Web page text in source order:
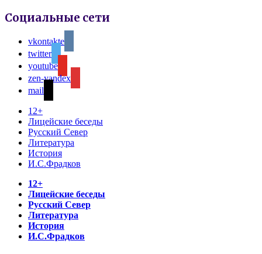
Социальные сети
vkontakte
twitter
youtube
zen-yandex
mail
12+
Лицейские беседы
Русский Север
Литература
История
И.С.Фрадков
12+
Лицейские беседы
Русский Север
Литература
История
И.С.Фрадков